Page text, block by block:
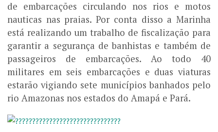
de embarcações circulando nos rios e motos
nauticas nas praias. Por conta disso a Marinha
está realizando um trabalho de fiscalização para
garantir a segurança de banhistas e também de
passageiros de embarcações. Ao todo 40
militares em seis embarcações e duas viaturas
estarão vigiando sete municípios banhados pelo
rio Amazonas nos estados do Amapá e Pará.